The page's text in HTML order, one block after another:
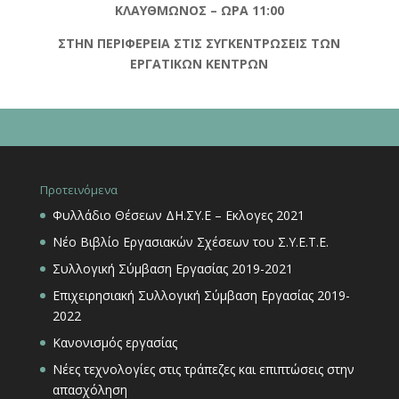
ΚΛΑΥΘΜΩΝΟΣ – ΩΡΑ 11:00
ΣΤΗΝ ΠΕΡΙΦΕΡΕΙΑ ΣΤΙΣ ΣΥΓΚΕΝΤΡΩΣΕΙΣ ΤΩΝ
ΕΡΓΑΤΙΚΩΝ ΚΕΝΤΡΩΝ
Προτεινόμενα
Φυλλάδιο Θέσεων ΔΗ.ΣΥ.Ε – Εκλογες 2021
Νέο Βιβλίο Εργασιακών Σχέσεων του Σ.Υ.Ε.Τ.Ε.
Συλλογική Σύμβαση Εργασίας 2019-2021
Επιχειρησιακή Συλλογική Σύμβαση Εργασίας 2019-
2022
Κανονισμός εργασίας
Νέες τεχνολογίες στις τράπεζες και επιπτώσεις στην
απασχόληση